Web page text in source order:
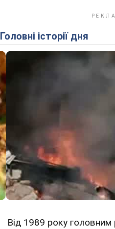
Головні історії дня
Від 1989 року